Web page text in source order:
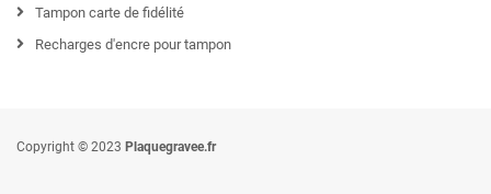
Tampon carte de fidélité
Recharges d'encre pour tampon
Copyright © 2023 Plaquegravee.fr